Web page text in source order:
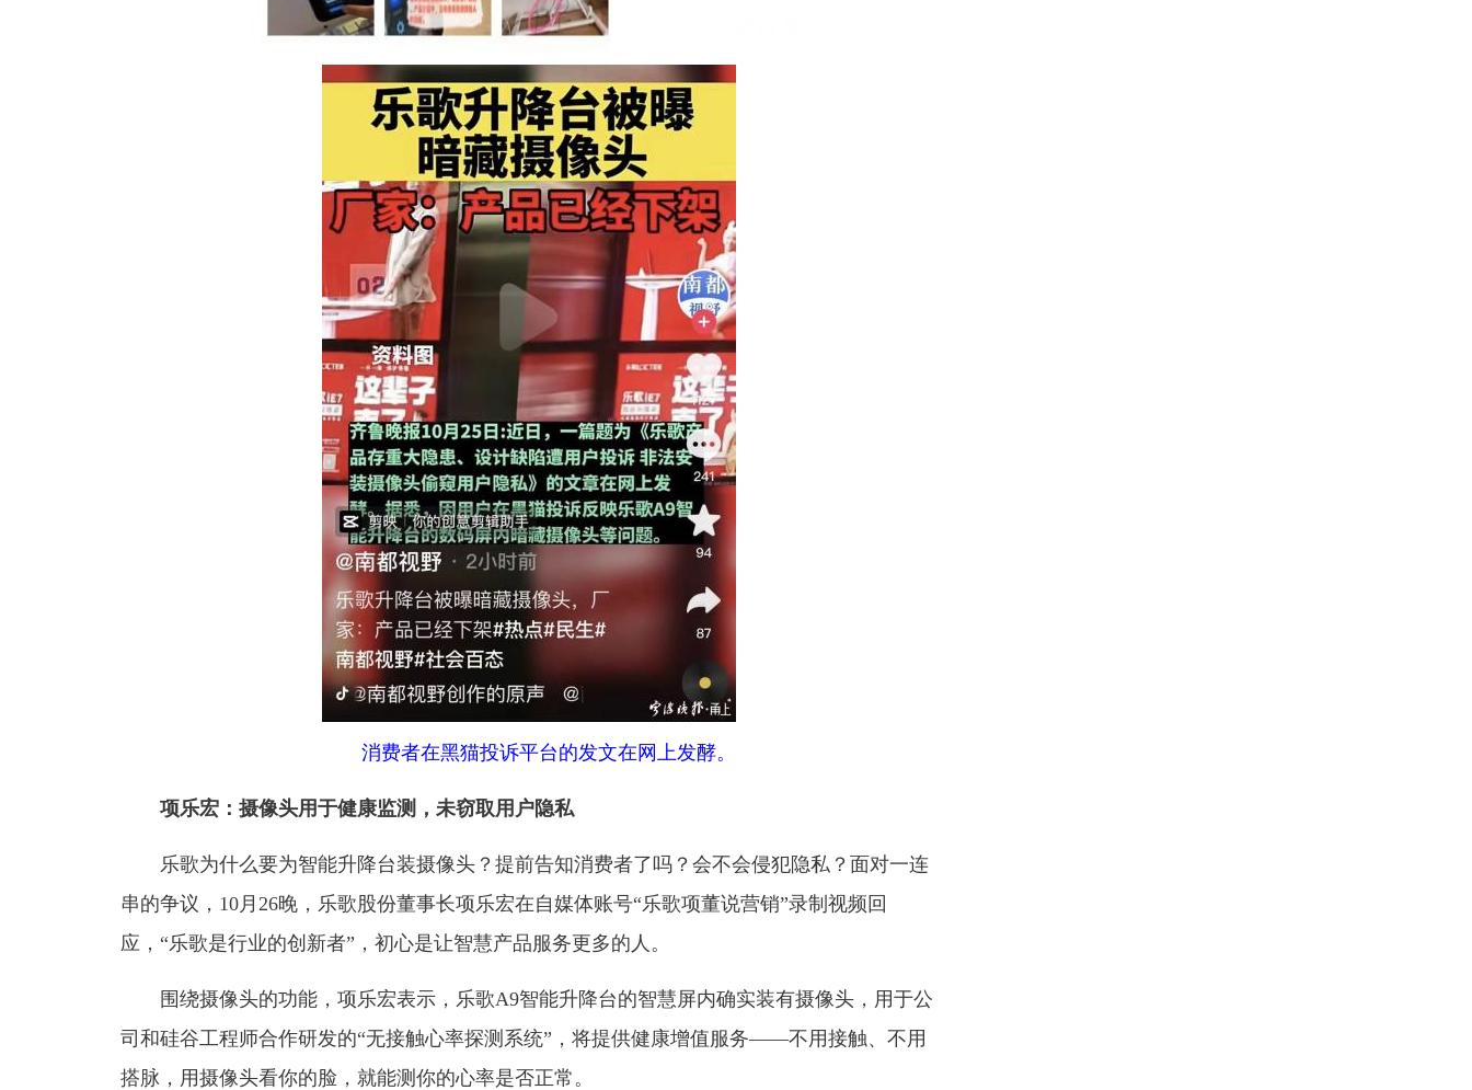
消费者在黑猫投诉平台的发文在网上发酵。
项乐宏：摄像头用于健康监测，未窃取用户隐私
乐歌为什么要为智能升降台装摄像头？提前告知消费者了吗？会不会侵犯隐私？面对一连
串的争议，10月26晚，乐歌股份董事长项乐宏在自媒体账号“乐歌项董说营销”录制视频回
应，“乐歌是行业的创新者”，初心是让智慧产品服务更多的人。
围绕摄像头的功能，项乐宏表示，乐歌A9智能升降台的智慧屏内确实装有摄像头，用于公
司和硅谷工程师合作研发的“无接触心率探测系统” ，将提供健康增值服务——不用接触、不用
搭脉，用摄像头看你的脸，就能测你的心率是否正常。